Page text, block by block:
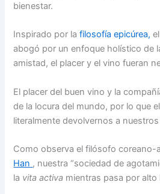
bienestar.
Inspirado por lafilosofía epicúrea,
abogó por un enfoque holístico de
amistad, el placer y el vino fueran
El placer del buen vino y la
de la locura del mundo, por lo que
literalmente devolvernos a
Como observa el filósofo coreano-
Han , nuestra “sociedad de
la vita activa mientras pasa por alto